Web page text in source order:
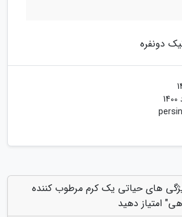
دونفره
های حیاتی یک کرم مرطوب کننده
امتیاز دهید